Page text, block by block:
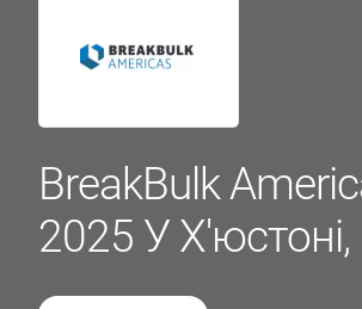
BreakBulk
2025 У